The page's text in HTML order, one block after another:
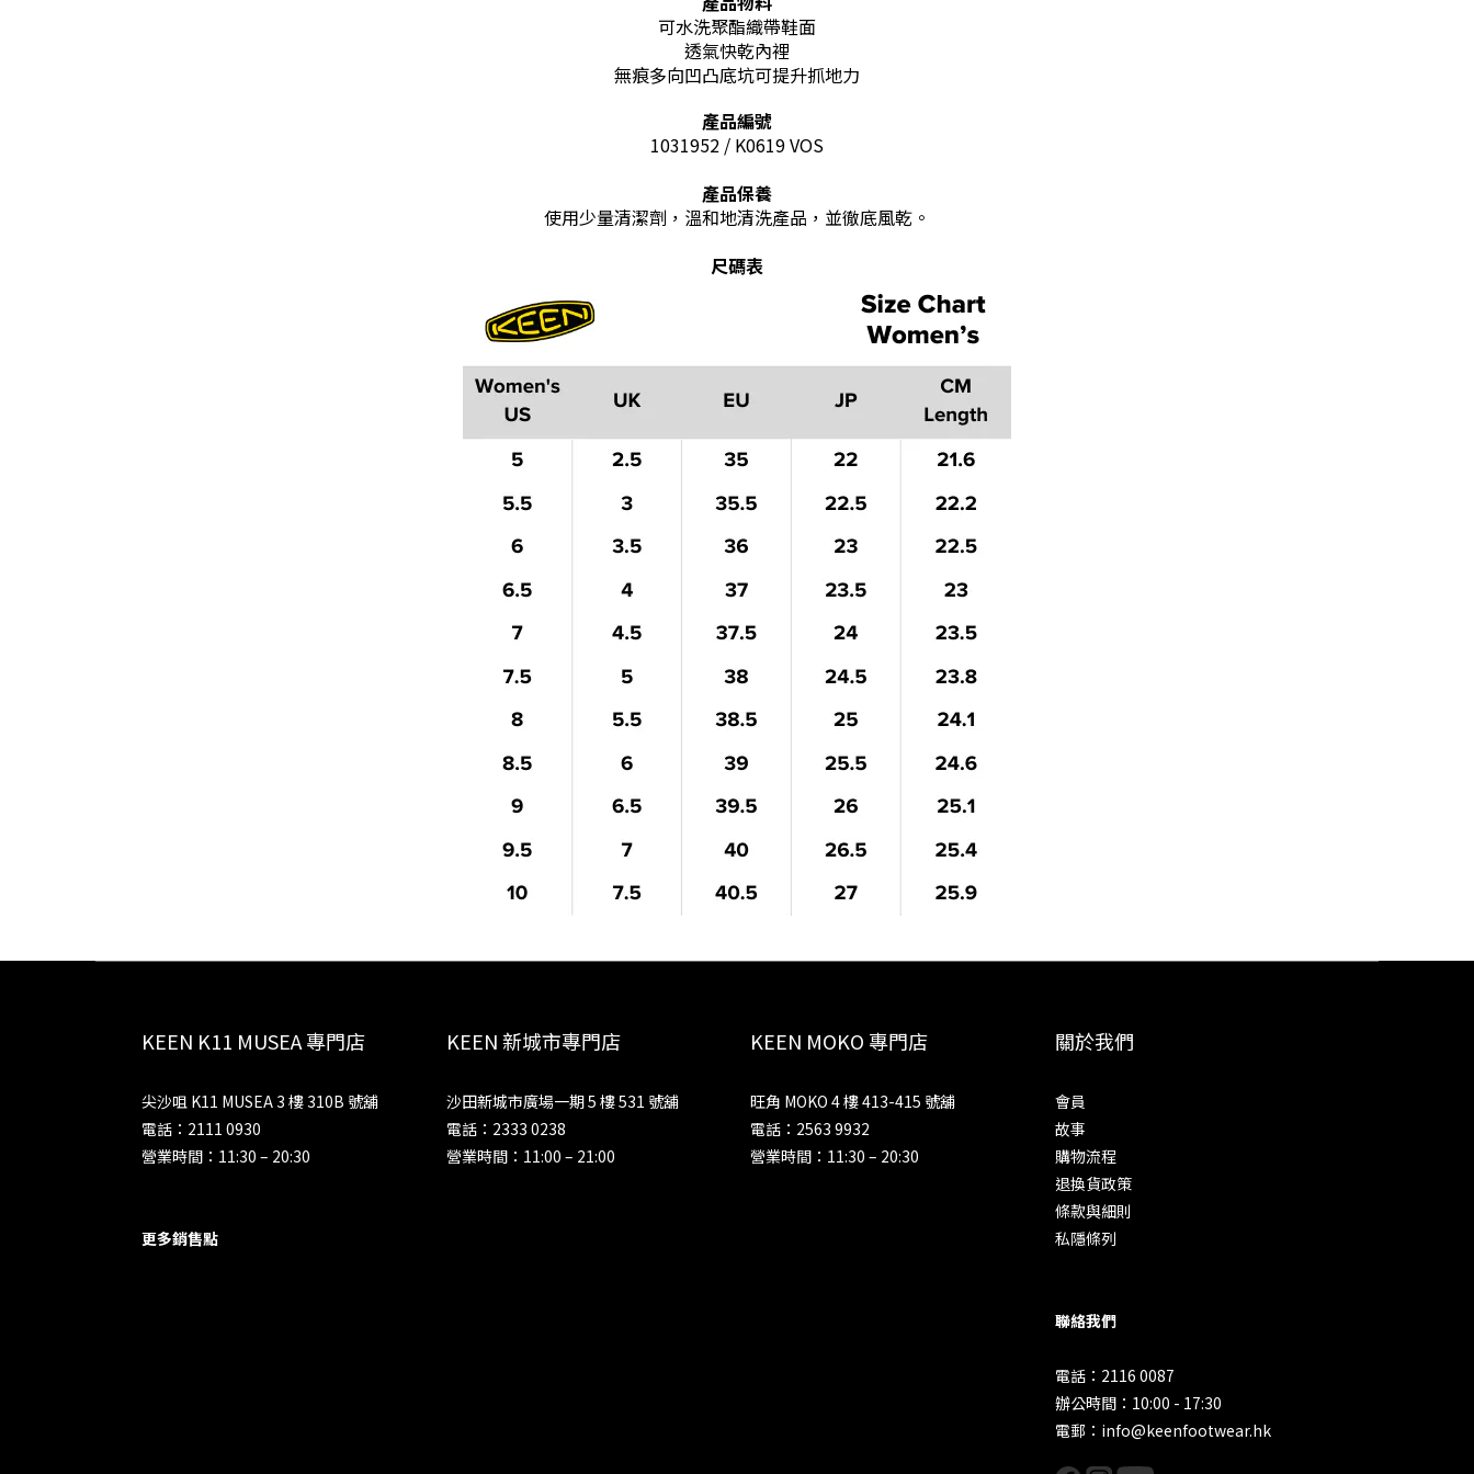
可水洗聚酯織帶鞋面
透氣快乾內裡
無痕多向凹凸底坑可提升抓地力
產品編號
1031952 / K0619 VOS
產品保養
使用少量清潔劑，溫和地清洗產品，並徹底風乾。
尺碼表
KEEN K11 MUSEA 專門店
尖沙咀 K11 MUSEA 3 樓 310B 號舖
電話：2111 0930
營業時間：11:30 – 20:30
更多銷售點
KEEN 新城市專門店
沙田新城市廣場一期 5 樓 531 號舖
電話：2333 0238
營業時間：11:00 – 21:00
KEEN MOKO 專門店
旺角 MOKO 4 樓 413-415 號舖
電話：2563 9932
營業時間：11:30 – 20:30
關於我們
會員
故事
購物流程
退換貨政策
條款與細則
私隱條列
聯絡我們
電話：2116 0087
辦公時間：10:00 - 17:30
電郵：info@keenfootwear.hk